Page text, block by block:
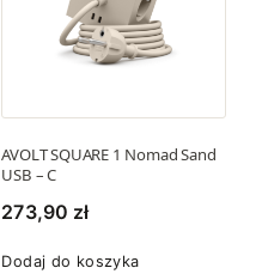
AVOLT SQUARE 1 Nomad Sand
USB – C
273,90 zł
Dodaj do koszyka